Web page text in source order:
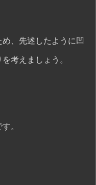
、先述したように凹
考えましょう。
。